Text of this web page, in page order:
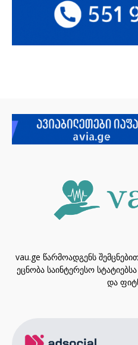
vau.ge წარმოადგენს
ეცნობა საინტერესო
და